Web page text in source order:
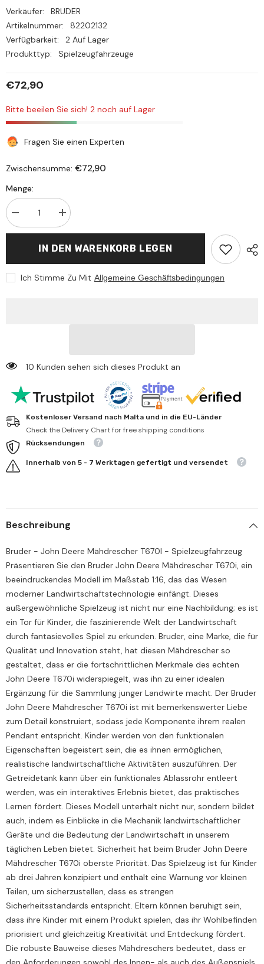
Verkäufer:
BRUDER
Artikelnummer:
82202132
Verfügbarkeit:
2 Auf Lager
Produkttyp:
Spielzeugfahrzeuge
€72,90
Bitte beeilen Sie sich! 2 noch auf Lager
Fragen Sie einen Experten
Zwischensumme: €72,90
Menge:
verringern
für
Mähdrescher
Menge
erhöhen
für
Bruder
-
Mähdrescher
IN DEN WARENKORB LEGEN
Ich Stimme Zu Mit Allgemeine Geschäftsbedingungen
10 Kunden sehen sich dieses Produkt an
Kostenloser Versand nach Malta und in die EU-Länder
Check the Delivery Chart for free shipping conditions
Rücksendungen
Innerhalb von 5 - 7 Werktagen gefertigt und versendet
Beschreibung
Bruder - John Deere Mähdrescher T670I - Spielzeugfahrzeug
Präsentieren Sie den Bruder John Deere Mähdrescher T670i, ein
beeindruckendes Modell im Maßstab 1:16, das das Wesen
moderner Landwirtschaftstechnologie einfängt. Dieses
außergewöhnliche Spielzeug ist nicht nur eine Nachbildung; es ist
ein Tor für Kinder, die faszinierende Welt der Landwirtschaft
durch fantasievolles Spiel zu erkunden. Bruder, eine Marke, die für
Qualität und Innovation steht, hat diesen Mähdrescher so
gestaltet, dass er die fortschrittlichen Merkmale des echten
John Deere T670i widerspiegelt, was ihn zu einer idealen
Ergänzung für die Sammlung junger Landwirte macht. Der Bruder
John Deere Mähdrescher T670i ist mit bemerkenswerter Liebe
zum Detail konstruiert, sodass jede Komponente ihrem realen
Pendant entspricht. Kinder werden von den funktionalen
Eigenschaften begeistert sein, die es ihnen ermöglichen,
realistische landwirtschaftliche Aktivitäten auszuführen. Der
Getreidetank kann über ein funktionales Ablassrohr entleert
werden, was ein interaktives Erlebnis bietet, das praktisches
Lernen fördert. Dieses Modell unterhält nicht nur, sondern bildet
auch, indem es Einblicke in die Mechanik landwirtschaftlicher
Geräte und die Bedeutung der Landwirtschaft in unserem
täglichen Leben bietet. Sicherheit hat beim Bruder John Deere
Mähdrescher T670i oberste Priorität. Das Spielzeug ist für Kinder
ab drei Jahren konzipiert und enthält eine Warnung vor kleinen
Teilen, um sicherzustellen, dass es strengen
Sicherheitsstandards entspricht. Eltern können beruhigt sein,
dass ihre Kinder mit einem Produkt spielen, das ihr Wohlbefinden
priorisiert und gleichzeitig Kreativität und Entdeckung fördert.
Die robuste Bauweise dieses Mähdreschers bedeutet, dass er